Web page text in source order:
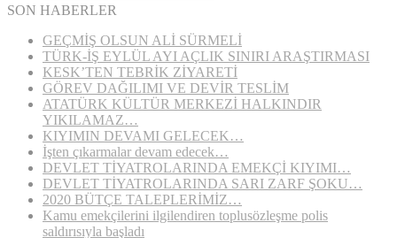
SON HABERLER
GEÇMİŞ OLSUN ALİ SÜRMELİ
TÜRK-İŞ EYLÜL AYI AÇLIK SINIRI ARAŞTIRMASI
KESK’TEN TEBRİK ZİYARETİ
GÖREV DAĞILIMI VE DEVİR TESLİM
ATATÜRK KÜLTÜR MERKEZİ HALKINDIR
YIKILAMAZ…
KIYIMIN DEVAMI GELECEK…
İşten çıkarmalar devam edecek…
DEVLET TİYATROLARINDA EMEKÇİ KIYIMI…
DEVLET TİYATROLARINDA SARI ZARF ŞOKU…
2020 BÜTÇE TALEPLERİMİZ…
Kamu emekçilerini ilgilendiren toplusözleşme polis
saldırısıyla başladı